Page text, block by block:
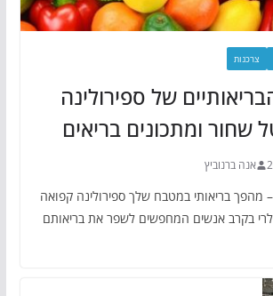
צרכנות
של ספירולינה
שחור ומתכונים בריאים
אנה ברנוביץ
מהפך בריאותי במטבח שלך ספירולינה קפואה
בקרב אנשים המחפשים לשפר את בריאותם